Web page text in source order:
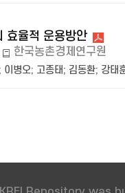
효율적 운용방안
한국농촌경제연구원
; 이병오; 고종태; 김동환; 강태